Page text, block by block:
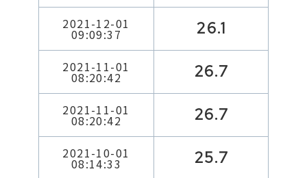
2021-12-01
09:09:37 26.1
2021-11-01
08:20:42 26.7
2021-11-01
08:20:42 26.7
2021-10-01
08:14:33 25.7